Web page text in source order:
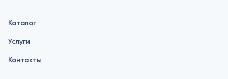
Каталог
Услуги
Контакты